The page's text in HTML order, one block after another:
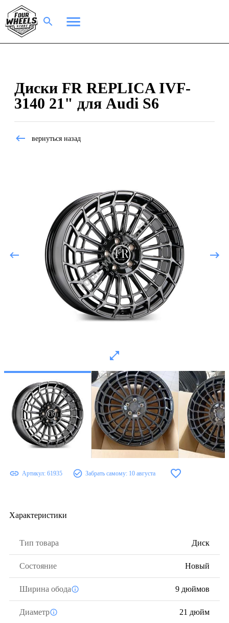
Диски FR REPLICA IVF-
3140 21" для Audi S6
вернуться назад
Артикул: 61935 Забрать самому: 10 августа
Характеристики
Тип товара Диск
Состояние Новый
Ширина обода 9 дюймов
Диаметр 21 дюйм